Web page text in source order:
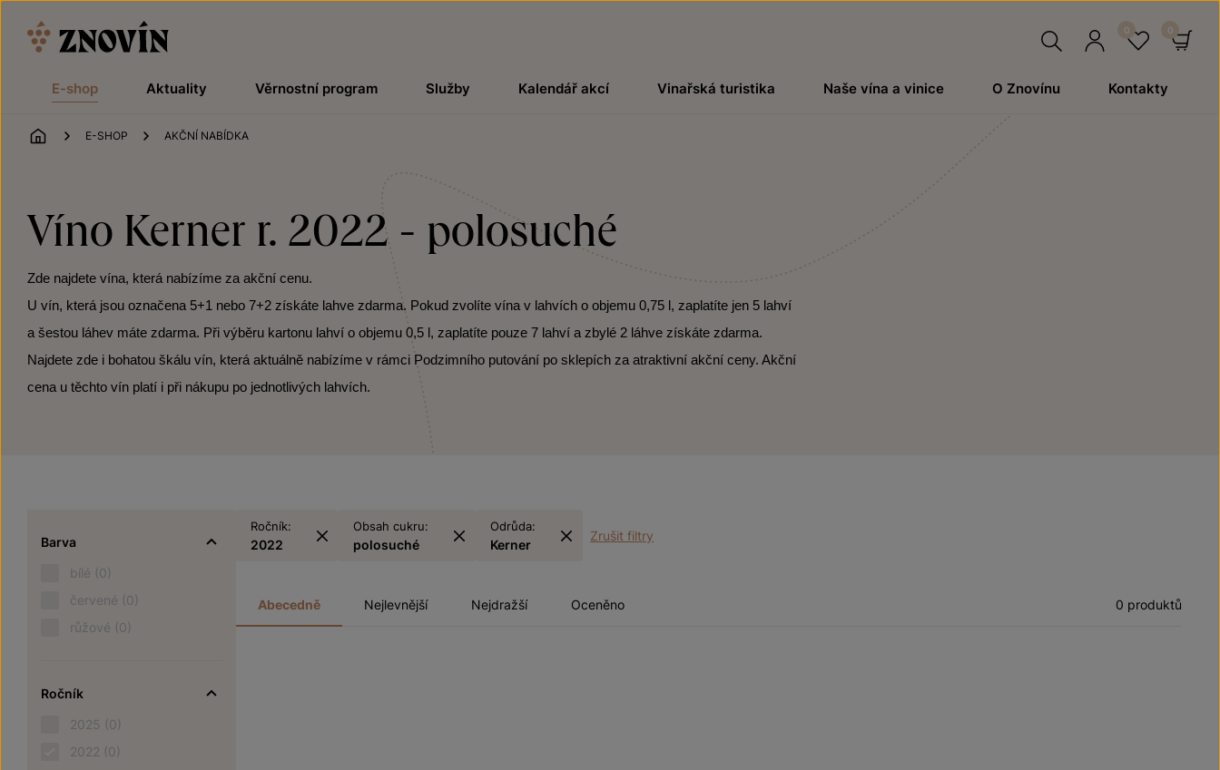
E-shop Aktuality Věrnostní program Služby Kalendář akcí Vinařská turistika Naše vína a vinice O Znovínu Kontakty
ÚVOD
E-SHOP AKČNÍ NABÍDKA
Víno Kerner r. 2022 - polosuché
Zde najdete vína, která nabízíme za akční cenu.
U vín, která jsou označena 5+1 nebo 7+2 získáte lahve zdarma. Pokud zvolíte vína v lahvích o objemu 0,75 l, zaplatíte jen 5 lahví
a šestou láhev máte zdarma. Při výběru kartonu lahví o objemu 0,5 l, zaplatíte pouze 7 lahví a zbylé 2 láhve získáte zdarma.
Najdete zde i bohatou škálu vín, která aktuálně nabízíme v rámci Podzimního putování po sklepích za atraktivní akční ceny. Akční
cena u těchto vín platí i při nákupu po jednotlivých lahvích.
Barva
bílé (0)
červené (0)
růžové (0)
Ročník
2025 (0)
2022 (0)
Ročník:
2022
Obsah cukru:
polosuché
Odrůda:
Kerner
Zrušit filtry
Abecedně Nejlevnější Nejdražší Oceněno 0 produktů